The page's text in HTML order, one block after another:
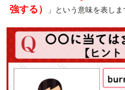
強する）
」という意味を表しま